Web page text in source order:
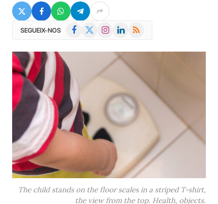
SEGUEIX-NOS Facebook InstagramLinkedIn
RSS
The child stands on the floor scales in a striped T-shirt,
the view from the top. Health, objects.